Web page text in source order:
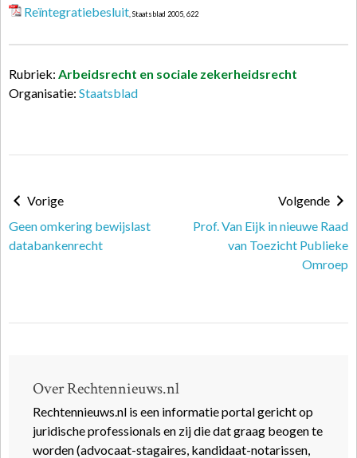
Reïntegratiebesluit , Staatsblad 2005, 622
Rubriek: Arbeidsrecht en sociale zekerheidsrecht
Organisatie: Staatsblad
Vorige
Geen omkering bewijslast
databankenrecht
Volgende
Prof. Van Eijk in nieuwe Raad
van Toezicht Publieke
Omroep
Over Rechtennieuws.nl
Rechtennieuws.nl is een informatie portal gericht op
juridische professionals en zij die dat graag beogen te
worden (advocaat-stagaires, kandidaat-notarissen,